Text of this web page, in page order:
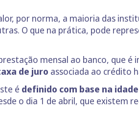
por norma, a maioria das
O que na prática, pode
mensal ao banco, que é
de juro associada ao crédito
é definido com base na
o dia 1 de abril, que existem